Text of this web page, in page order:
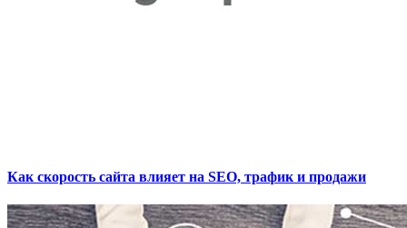
Как скорость сайта влияет на SEO, трафик и продажи